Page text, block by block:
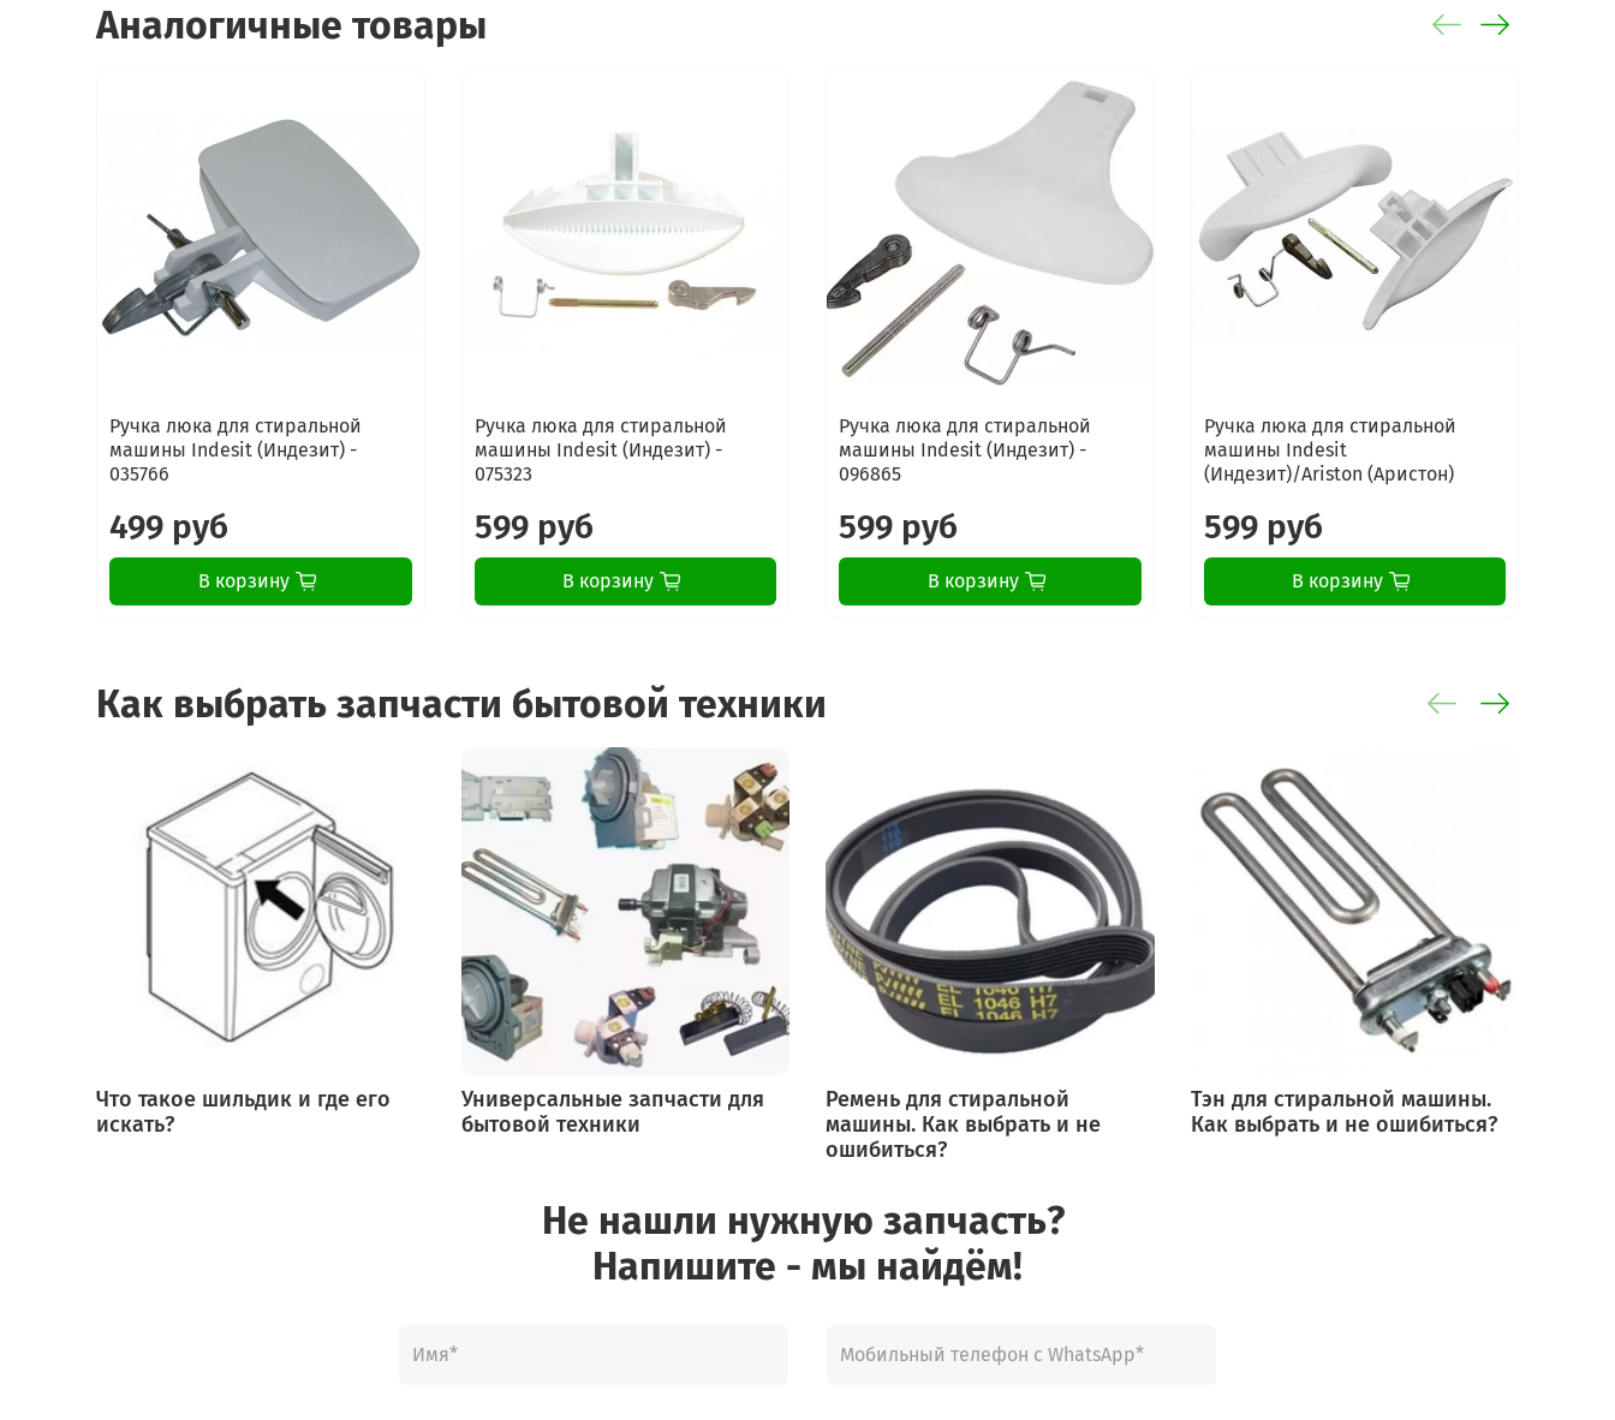
Аналогичные товары
Ручка люка для стиральной
машины Indesit (Индезит) -
035766
499 руб
В корзину
Ручка люка для стиральной
машины Indesit (Индезит) -
075323
599 руб
В корзину
Ручка люка для стиральной
машины Indesit (Индезит) -
096865
599 руб
В корзину
Ручка люка для стиральной
машины Indesit
(Индезит)/Ariston (Аристон)
599 руб
В корзину
Как выбрать запчасти бытовой техники
Что такое шильдик и где его
искать?
Универсальные запчасти для
бытовой техники
Ремень для стиральной
машины. Как выбрать и не
ошибиться?
Тэн для стиральной машины.
Как выбрать и не ошибиться?
Не нашли нужную запчасть?
Напишите - мы найдём!